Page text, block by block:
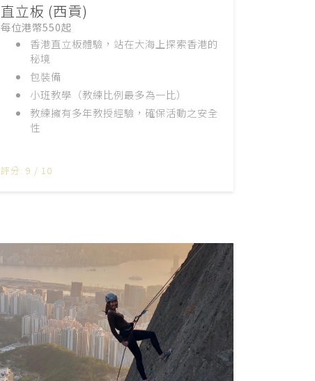
直立板 (西貢)
每位港幣550起
香港直立板體驗，站在大海上探索香港的
秘境
包裝備
小班教學（教練比例最多為一比）
教練擁有多年教授經驗，確保活動之安全
性
評分: 9 / 10